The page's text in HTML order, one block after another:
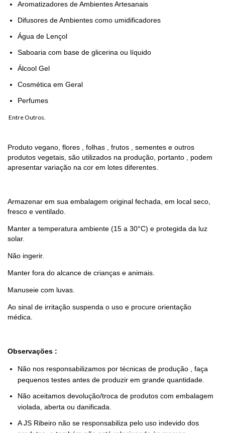
Aromatizadores de Ambientes Artesanais
Difusores de Ambientes como umidificadores
Água de Lençol
Saboaria com base de glicerina ou líquido
Álcool Gel
Cosmética em Geral
Perfumes
Entre Outros.
Produto vegano, flores , folhas , frutos , sementes e outros
produtos vegetais, são utilizados na produção, portanto , podem
apresentar variação na cor em lotes diferentes.
Armazenar em sua embalagem original fechada, em local seco,
fresco e ventilado.
Manter a temperatura ambiente (15 a 30°C) e protegida da luz
solar.
Não ingerir.
Manter fora do alcance de crianças e animais.
Manuseie com luvas.
Ao sinal de irritação suspenda o uso e procure orientação
médica.
Observações :
Não nos responsabilizamos por técnicas de produção , faça
pequenos testes antes de produzir em grande quantidade.
Não aceitamos devolução/troca de produtos com embalagem
violada, aberta ou danificada.
A JS Ribeiro não se responsabiliza pelo uso indevido dos